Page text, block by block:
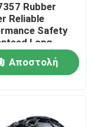
Rubber
Reliable
Safety
Long
Life
Αποστολή